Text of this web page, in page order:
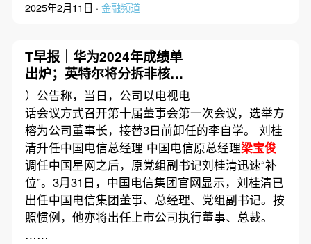
2025年2月11日 · 金融频道
T早报｜华为2024年成绩单
出炉；英特尔将分拆非核心
部门；法国罚款苹果1.5亿欧
元
）公告称，当日，公司以电视电
话会议方式召开第十届董事会第一次会议，选举方
榕为公司董事长，接替3日前卸任的李自学。 刘桂
清升任中国电信总经理 中国电信原总经理梁宝俊
调任中国星网之后，原党组副书记刘桂清迅速“补
位”。3月31日，中国电信集团官网显示，刘桂清已
出任中国电信集团董事、总经理、党组副书记。按
照惯例，他亦将出任上市公司执行董事、总裁。
……